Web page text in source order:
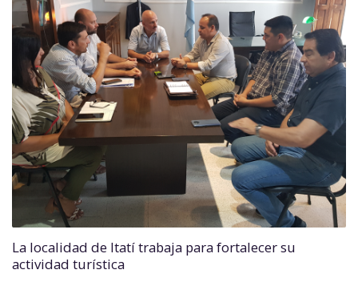
La localidad de Itatí trabaja para fortalecer su
actividad turística